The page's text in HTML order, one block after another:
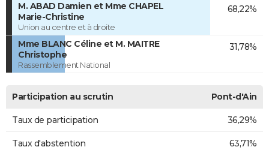
M. ABAD Damien et Mme CHAPEL
Marie-Christine
Union au centre et à droite
68,22%
Mme BLANC Céline et M. MAITRE
Christophe
Rassemblement National
31,78%
Participation au scrutin Pont-d'Ain
Taux de participation 36,29%
Taux d'abstention 63,71%